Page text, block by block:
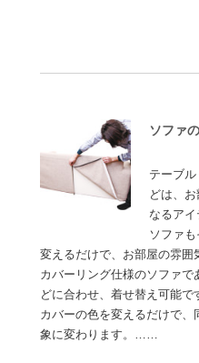
ソファ
テーブ
どは、
なるアイ
ソファ
変えるだけで、お部屋の雰囲
カバーリング仕様のソファ
どに合わせ、着せ替え可能で
カバーの色を変えるだけで
象に変わります。……